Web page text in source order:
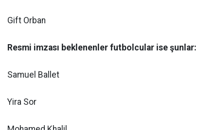
Gift Orban
Resmi imzası beklenenler futbolcular ise şunlar:
Samuel Ballet
Yira Sor